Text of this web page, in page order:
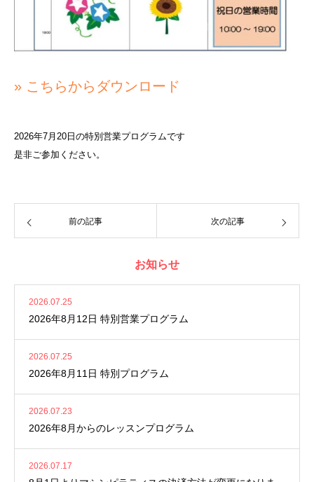
» こちらからダウンロード
2026年7月20日の特別営業プログラムです
是非ご参加ください。
前の記事 次の記事
お知らせ
2026.07.25
2026年8月12日 特別営業プログラム
2026.07.25
2026年8月11日 特別プログラム
2026.07.23
2026年8月からのレッスンプログラム
2026.07.17